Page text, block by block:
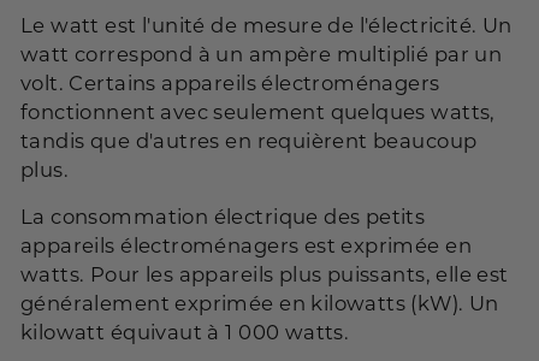
Le watt est l'unité de mesure de l'électricité. Un
watt correspond à un ampère multiplié par un
volt. Certains appareils électroménagers
fonctionnent avec seulement quelques watts,
tandis que d'autres en requièrent beaucoup
plus.
La consommation électrique des petits
appareils électroménagers est exprimée en
watts. Pour les appareils plus puissants, elle est
généralement exprimée en kilowatts (kW). Un
kilowatt équivaut à 1 000 watts.